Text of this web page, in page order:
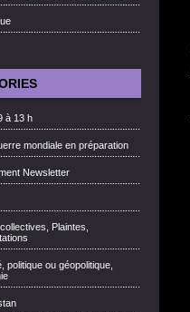
à 13 h
mondiale en préparation
Newsletter
Plaintes,
politique ou géopolitique,